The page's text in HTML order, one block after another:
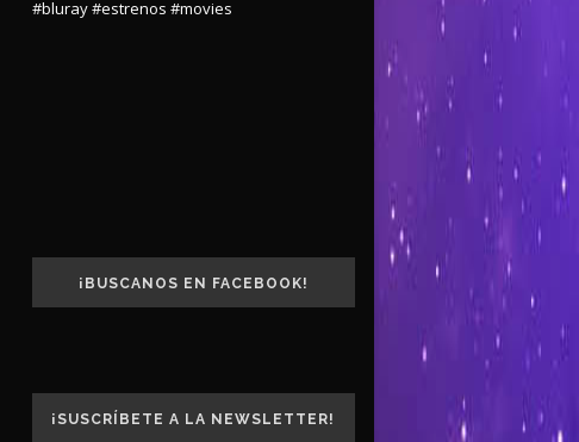
#bluray#estrenos #movies
¡BUSCANOS EN FACEBOOK!
¡SUSCRÍBETE A LA NEWSLETTER!